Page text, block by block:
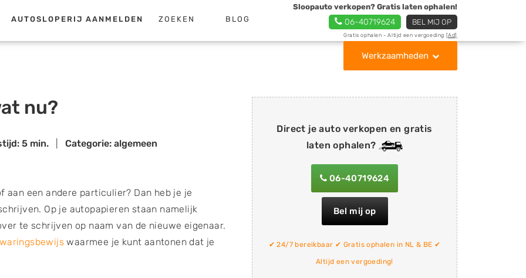
AUTOSLOPERIJ AANMELDEN ZOEKEN BLOG
Sloopauto verkopen? Gratis laten ophalen!
06-40719624 BEL MIJ OP
Gratis ophalen - Altijd een vergoeding [Ad]
Werkzaamheden
nu?
5 min. Categorie: algemeen
aan een andere particulier? Dan heb je je
Op je autopapieren staan namelijk
te schrijven op naam van de nieuwe eigenaar.
waarmee je kunt aantonen dat je
Direct je auto verkopen en gratis
laten ophalen?
06-40719624
Bel mij op
✔ 24/7 bereikbaar ✔ Gratis ophalen in NL & BE ✔
Altijd een vergoeding!